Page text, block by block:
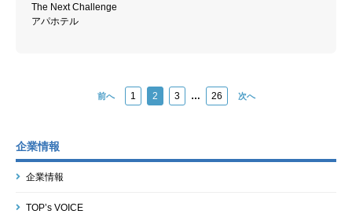
The Next Challenge
アパホテル
前へ 1 2 3 … 26 次へ
企業情報
企業情報
TOP’s VOICE